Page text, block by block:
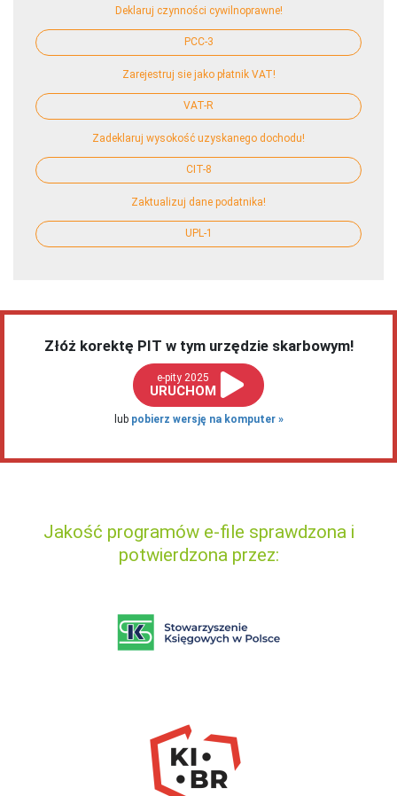
Deklaruj czynności cywilnoprawne!
PCC-3
Zarejestruj sie jako płatnik VAT!
VAT-R
Zadeklaruj wysokość uzyskanego dochodu!
CIT-8
Zaktualizuj dane podatnika!
UPL-1
Złóż korektę PIT w tym urzędzie skarbowym!
e-pity 2025
URUCHOM
lub pobierz wersję na komputer
Jakość programów e-file sprawdzona i
potwierdzona przez: